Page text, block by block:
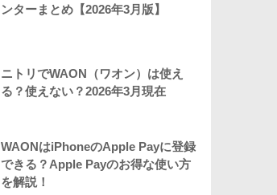
ンターまとめ【2026年3月版】
ニトリでWAON（ワオン）は使え
る？使えない？2026年3月現在
WAONはiPhoneのApple Payに登録
できる？Apple Payのお得な使い方
を解説！